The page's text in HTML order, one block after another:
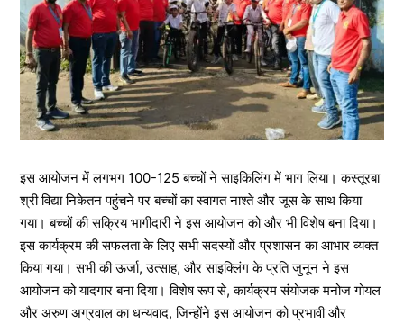
इस आयोजन में लगभग 100-125 बच्चों ने साइकिलिंग में भाग लिया। कस्तूरबा
श्री विद्या निकेतन पहुंचने पर बच्चों का स्वागत नाश्ते और जूस के साथ किया
गया। बच्चों की सक्रिय भागीदारी ने इस आयोजन को और भी विशेष बना दिया।
इस कार्यक्रम की सफलता के लिए सभी सदस्यों और प्रशासन का आभार व्यक्त
किया गया। सभी की ऊर्जा, उत्साह, और साइक्लिंग के प्रति जुनून ने इस
आयोजन को यादगार बना दिया। विशेष रूप से, कार्यक्रम संयोजक मनोज गोयल
और अरुण अग्रवाल का धन्यवाद, जिन्होंने इस आयोजन को प्रभावी और